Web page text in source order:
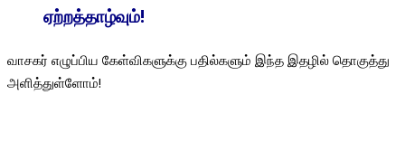
ஏற்றத்தாழ்வும்!
வாசகர் எழுப்பிய கேள்விகளுக்கு பதில்களும் இந்த இதழில் தொகுத்து
அளித்துள்ளோம்!